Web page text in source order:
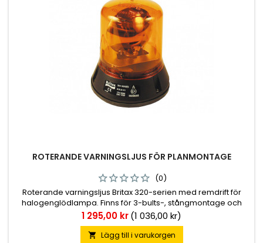
ROTERANDE VARNINGSLJUS FÖR PLANMONTAGE
(0)
Roterande varningsljus Britax 320-serien med remdrift för
halogenglödlampa. Finns för 3-bults-, stångmontage och
även magnetfäste och plug in. Glödlampa: H1, ingår ej.
Pris
1 295,00 kr(1 036,00 kr)
 Lägg till i varukorgen